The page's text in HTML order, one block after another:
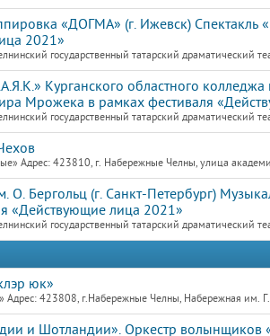
«ДОГМА» (г. Ижевск)
2021»
государственный татарский драматический
Курганского областного
Мрожека в рамках фестиваля
государственный татарский драматический
Адрес: 423810, г. Набережные Челны, улица
Бергольц (г. Санкт-Петербург)
«Действующие лица 2021»
государственный татарский драматический
юк»
423808, г.Набережные Челны, Набережная им.
и Шотландии». Оркестр волынщиков